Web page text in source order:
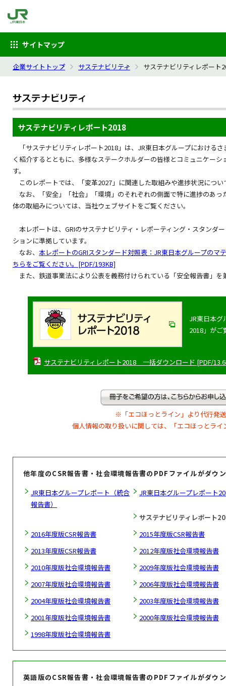
サイトマップ
企業サイトトップ サステナビリティ サステナビリティレポート
サステナビリティレポート2018
「サステナビリティレポート2018」は、JR東日本グループにおける
く紹介するとともに、多様なステークホルダーの皆様とコミュニケー
す。
このレポートでは、「変革2027」に関連した取組みや進捗状況につい
なお、「安全」「社会」「環境」のそれぞれの側面で特に進捗のあ
体の取組みについては、当社ウェブサイトをご覧ください。
本レポートは、GRIのサステナビリティ・レポーティング・スタンダ
ションに準拠しています。
なお、 本レポートのGRIスタンダード対照表：JR東日本グループのマ
ちらをご覧ください。[PDF/193KB]
また、鉄道事業法により公表を義務付けられている「安全報告書」を
JR東日本グ
2018」がご
サステナビリティレポート2018 一括ダウンロード [PDF/
※「エコほっとライン」より代行発
個人情報の取り扱いに関しては、「エコほっとラ
他年度のCSR報告書・社会環境報告書のPDFファイルがダウ
JR東日本グループレポート（統合
報告書）
JR東日本グループレポート
サステナビリティレポート
2016年度版CSR報告書
2015年度版CSR報告書
2013年度版CSR報告書
2012年度版社会環境報告書
2010年度版社会環境報告書
2009年度版社会環境報告書
2007年度版社会環境報告書
2006年度版社会環境報告書
2004年度版社会環境報告書
2003年度版社会環境報告書
2001年度版社会環境報告書
2000年度版社会環境報告書
1998年度版社会環境報告書
英語版のCSR報告書・社会環境報告書のPDFファイルがダウ